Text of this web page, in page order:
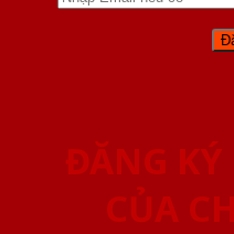
ĐĂNG
CỦA